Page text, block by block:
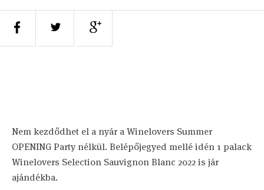
Nem kezdődhet el a nyár a Winelovers Summer
OPENING Party nélkül. Belépőjegyed mellé idén 1 palack
Winelovers Selection Sauvignon Blanc 2022 is jár
ajándékba.